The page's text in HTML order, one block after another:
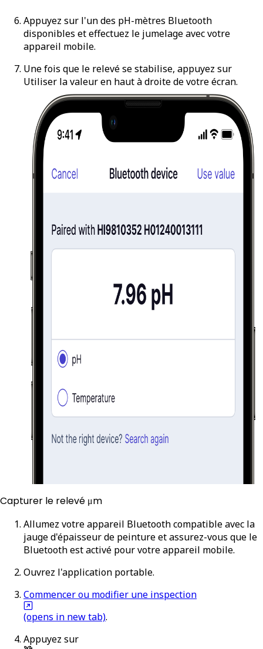
Appuyez sur l'un des pH-mètres Bluetooth
disponibles et effectuez le jumelage avec votre
appareil mobile.
Une fois que le relevé se stabilise, appuyez sur
Utiliser la valeuren haut à droite de votre écran.
Capturer le relevé μm
Allumez votre appareil Bluetooth compatible avec la
jauge d'épaisseur de peinture et assurez-vous que le
Bluetooth est activé pour votre appareil mobile.
Ouvrez l'application portable.
Commencer ou modifier une inspection
(opens in new tab).
Appuyez sur